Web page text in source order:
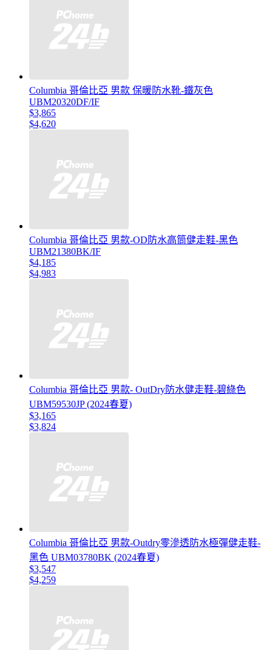
Columbia 哥倫比亞 男款 保暖防水靴-鐵灰色
UBM20320DF/IF
$3,865
$4,620
Columbia 哥倫比亞 男款-OD防水高筒健走鞋-黑色
UBM21380BK/IF
$4,185
$4,983
Columbia 哥倫比亞 男款- OutDry防水健走鞋-碧綠色
UBM59530JP (2024春夏)
$3,165
$3,824
Columbia 哥倫比亞 男款-Outdry零滲透防水極彈健走鞋-
黑色 UBM03780BK (2024春夏)
$3,547
$4,259